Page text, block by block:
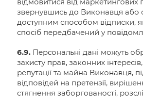
звернувшись до Виконавця або
доступним способом відписки,
спосіб передбачений у
6.9. Персональні дані можуть
захисту прав, законних
репутації та майна Виконавця,
відповідей на претензії,
стягнення заборгованості,